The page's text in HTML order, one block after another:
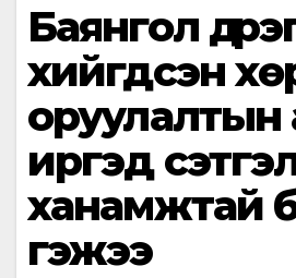
Баянгол
хийгдсэн
иргэд
ханамжтай
гэжээ